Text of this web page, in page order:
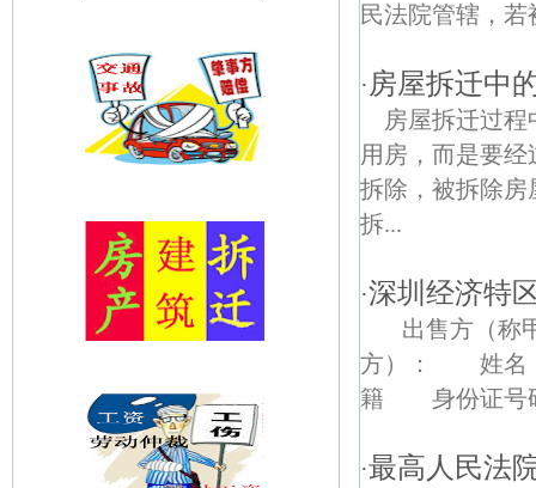
民法院管辖，若
· 房屋拆迁中
房屋拆迁过
用房，而是要
拆除，被拆除房
拆...
·深圳经济特
出售方
方）：
籍 身份
·最高人民法